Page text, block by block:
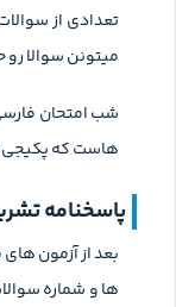
تعدادی از
میتونن سوالا
هاست که پکیجی
پاسخنامه‌
بعد از آزمون
ها و شماره